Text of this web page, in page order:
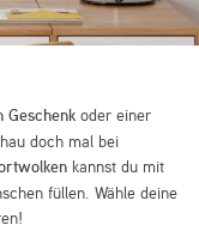
Geschenk oder einer
doch mal bei
kannst du mit
füllen. Wähle deine